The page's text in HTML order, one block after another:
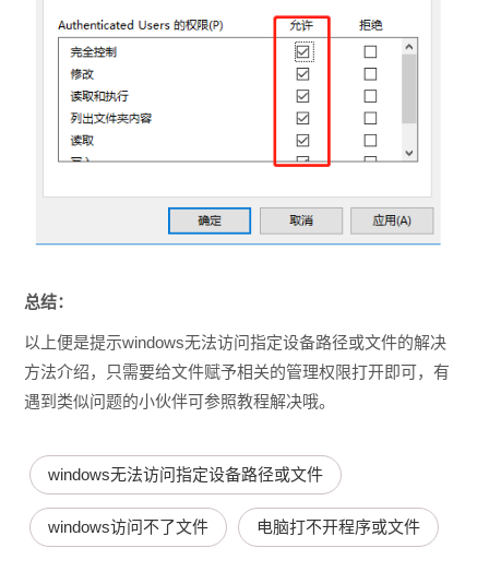
总结：
以上便是提示windows无法访问指定设备路径或文件的解决
方法介绍，只需要给文件赋予相关的管理权限打开即可，有
遇到类似问题的小伙伴可参照教程解决哦。
windows无法访问指定设备路径或文件
windows访问不了文件 电脑打不开程序或文件